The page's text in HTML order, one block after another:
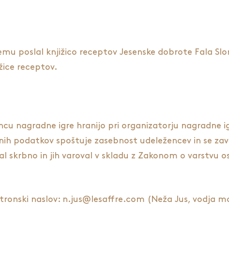
poslal knjižico receptov Jesenske dobrote Fala
receptov.
nagradne igre hranijo pri organizatorju nagradne
podatkov spoštuje zasebnost udeležencev in se
in jih varoval v skladu z Zakonom o varstvu
naslov: n.jus@lesaffre.com (Neža Jus, vodja